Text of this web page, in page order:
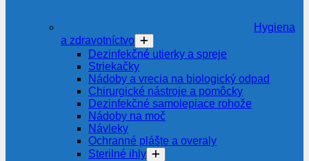
Hygiena
a zdravotníctvo
Dezinfekčné utierky a spreje
Striekačky
Nádoby a vrecia na biologický odpad
Chirurgické nástroje a pomôcky
Dezinfekčné samolepiace rohože
Nádoby na moč
Návleky
Ochranné plášte a overaly
Sterilné ihly